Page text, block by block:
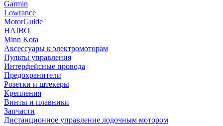
Garmin
Lowrance
MotorGuide
HAIBO
Minn Kota
Аксессуары к электромоторам
Пульты управления
Интерфейсные провода
Предохранители
Розетки и штекеры
Крепления
Винты и плавники
Запчасти
Дистанционное управление лодочным мотором